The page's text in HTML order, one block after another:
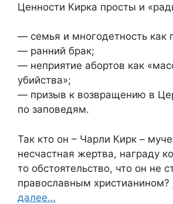
Ценности Кирка просты и
— семья и многодетность как
— ранний брак;
— неприятие абортов как
убийства»;
— призыв к возвращению в
по заповедям.
Так кто он – Чарли Кирк –
несчастная жертва, награду
то обстоятельство, что он не
православным христианином?
далее…